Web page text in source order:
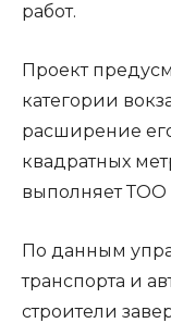
работ.
Проект
категории
расширение
квадратных
выполняет ТОО
По данным
транспорта и
строители